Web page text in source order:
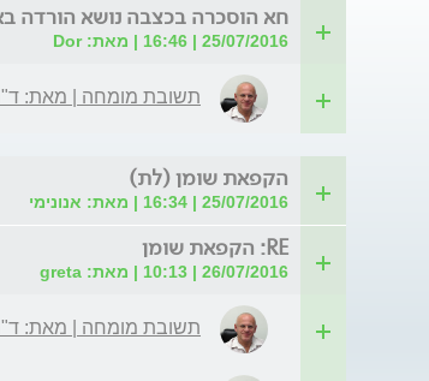
חא הוסכרה בכצבה נושא הורדה
25/07/2016 | 16:46 | מאת: Dor
תשובת מומחה | מאת:
הקפאת שומן (לת)
25/07/2016 | 16:34 | מאת: אנונימי
RE: הקפאת שומן
26/07/2016 | 10:13 | מאת: greta
תשובת מומחה | מאת: